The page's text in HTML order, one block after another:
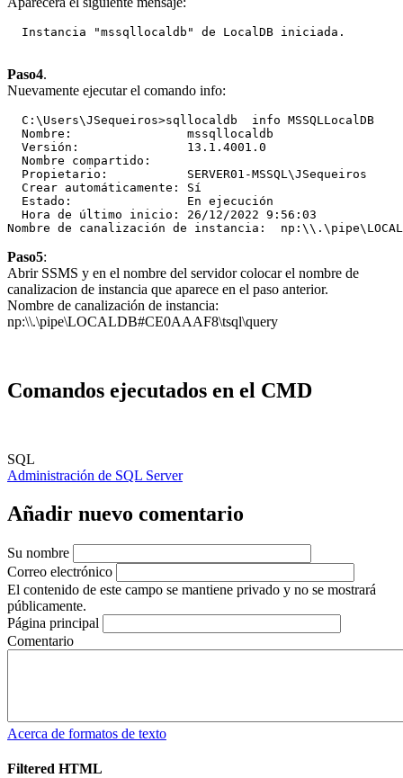
  Instancia "mssqllocaldb" de LocalDB iniciada.
Paso4.
Nuevamente ejecutar el comando info:
  C:\Users\JSequeiros>sqllocaldb  info MSSQLLocalDB
  Nombre:                mssqllocaldb
  Versión:               13.1.4001.0
  Nombre compartido:
  Propietario:           SERVER01-MSSQL\JSequeiros
  Crear automáticamente: Sí
  Estado:                En ejecución
  Hora de último inicio: 26/12/2022 9:56:03
Paso5:
Abrir SSMS y en el nombre del servidor colocar el nombre de
canalizacion de instancia que aparece en el paso anterior.
Nombre de canalización de instancia:
np:\\.\pipe\LOCALDB#CE0AAAF8\tsql\query
Comandos ejecutados en el CMD
SQL
Administración de SQL Server
Añadir nuevo comentario
Su nombre
Correo electrónico
El contenido de este campo se mantiene privado y no se mostrará
públicamente.
Página principal
Comentario
Acerca de formatos de texto
Filtered HTML